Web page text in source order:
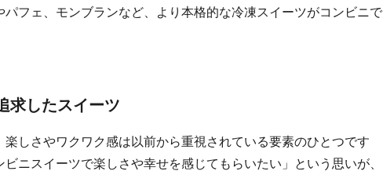
フェ、モンブランなど、より本格的な冷凍スイーツがコンビニで
求したスイーツ
しさやワクワク感は以前から重視されている要素のひとつです
ニスイーツで楽しさや幸せを感じてもらいたい」という思いが、